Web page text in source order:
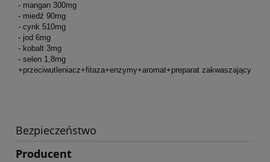
- mangan 300mg
- miedź 90mg
- cynk 510mg
- jod 6mg
- kobalt 3mg
- selen 1,8mg
+przeciwutleniacz+fitaza+enzymy+aromat+preparat zakwaszający
Bezpieczeństwo
Producent